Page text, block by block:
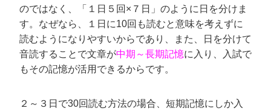
のではなく、「１日５回×７日」のように日を分けま
す。なぜなら、１日に10回も読むと意味を考えずに
読むようになりやすいからであり、また、日を分けて
音読することで文章が中期～長期記憶に入り、入試で
もその記憶が活用できるからです。
２～３日で30回読む方法の場合、短期記憶にしか入